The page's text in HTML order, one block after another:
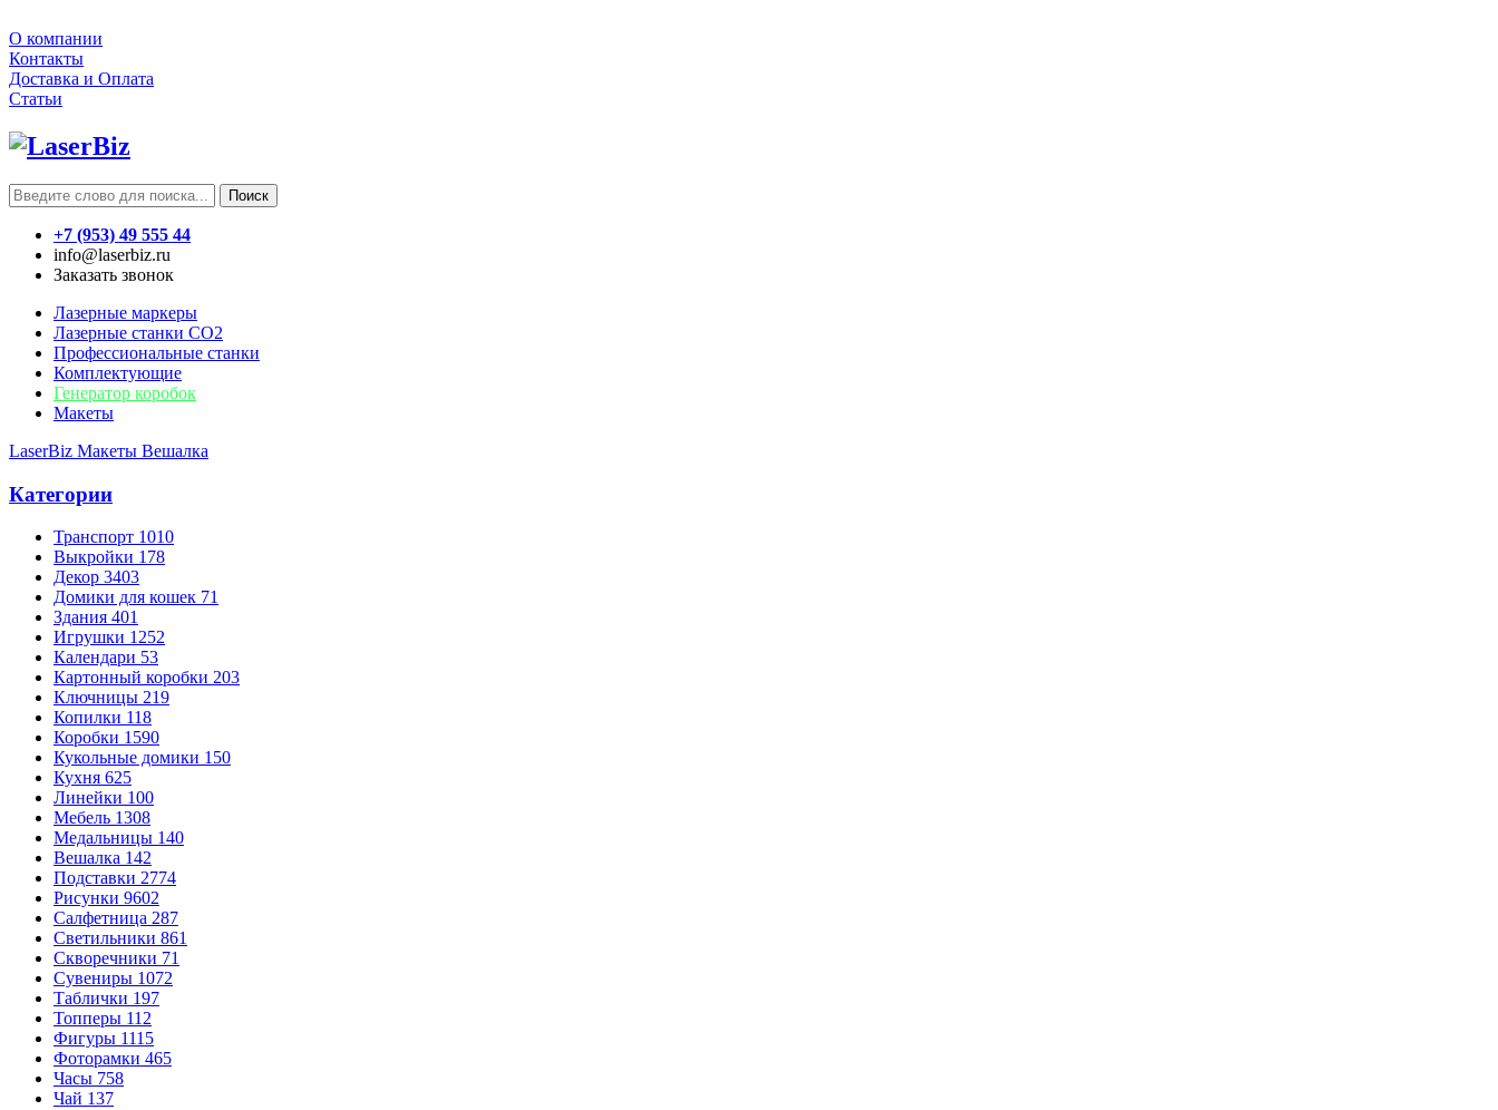
О компании
Контакты
Доставка и Оплата
Статьи
Поиск
+7 (953) 49 555 44
info@laserbiz.ru
Заказать звонок
Лазерные маркеры
Лазерные станки CO2
Профессиональные станки
Комплектующие
Генератор коробок
Макеты
LaserBiz Макеты Вешалка
Категории
Транспорт 1010
Выкройки 178
Декор 3403
Домики для кошек 71
Здания 401
Игрушки 1252
Календари 53
Картонный коробки 203
Ключницы 219
Копилки 118
Коробки 1590
Кукольные домики 150
Кухня 625
Линейки 100
Мебель 1308
Медальницы 140
Вешалка 142
Подставки 2774
Рисунки 9602
Салфетница 287
Светильники 861
Скворечники 71
Сувениры 1072
Таблички 197
Топперы 112
Фигуры 1115
Фоторамки 465
Часы 758
Чай 137